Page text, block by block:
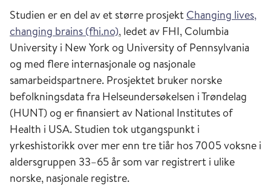
Studien er en del av et større prosjekt Changing lives,
changing brains (fhi.no), ledet av FHI, Columbia
University i New York og University of Pennsylvania
og med flere internasjonale og nasjonale
samarbeidspartnere. Prosjektet bruker norske
befolkningsdata fra Helseundersøkelsen i Trøndelag
(HUNT) og er finansiert av National Institutes of
Health i USA. Studien tok utgangspunkt i
yrkeshistorikk over mer enn tre tiår hos 7005 voksne i
aldersgruppen 33–65 år som var registrert i ulike
norske, nasjonale registre.